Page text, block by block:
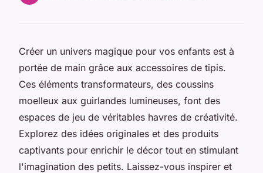
Créer un univers magique pour vos enfants est à
portée de main grâce aux accessoires de tipis.
Ces éléments transformateurs, des coussins
moelleux aux guirlandes lumineuses, font des
espaces de jeu de véritables havres de créativité.
Explorez des idées originales et des produits
captivants pour enrichir le décor tout en stimulant
l'imagination des petits. Laissez-vous inspirer et